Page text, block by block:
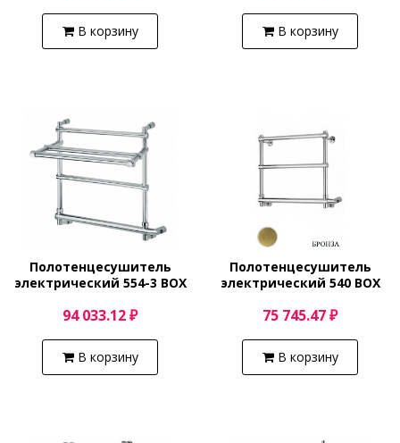
В корзину В корзину
Полотенцесушитель
электрический 554-3 BOX
5544703CRPB
94 033.12 ₽
В корзину
Полотенцесушитель
электрический 540 BOX
5404703OBNB
75 745.47 ₽
В корзину